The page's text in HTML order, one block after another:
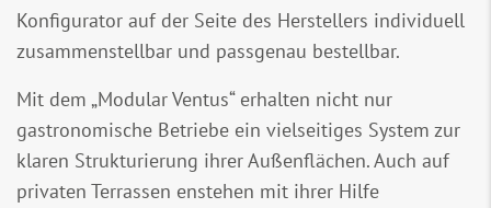
Konfigurator auf der Seite des Herstellers individuell
zusammenstellbar und passgenau bestellbar.
Mit dem „Modular Ventus“ erhalten nicht nur
gastronomische Betriebe ein vielseitiges System zur
klaren Strukturierung ihrer Außenflächen. Auch auf
privaten Terrassen enstehen mit ihrer Hilfe